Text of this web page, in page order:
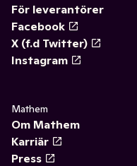
För leverantörer
Facebook
X (f.d Twitter)
Instagram
Mathem
Om Mathem
Karriär
Press